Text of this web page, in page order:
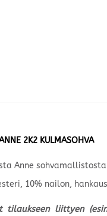
2K2 KULMASOHVA
Anne
10% nailon,
tilaukseen liittyen